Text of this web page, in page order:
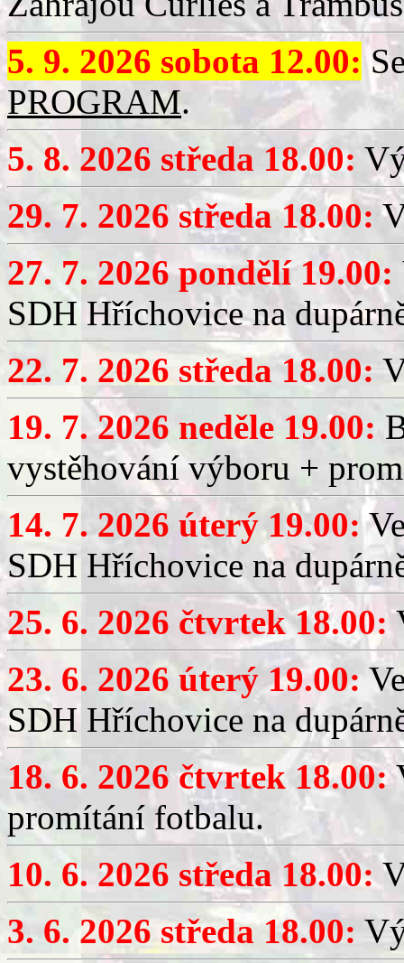
5. 9. 2026 sobota 12.00:
PROGRAM.
5. 8. 2026 středa 18.00:
29. 7. 2026 středa 18.00:
27. 7. 2026 pondělí 19.00:
SDH Hříchovice na
22. 7. 2026 středa 18.00:
19. 7. 2026 neděle 19.00:
vystěhování výboru +
14. 7. 2026 úterý 19.00:
SDH Hříchovice na
25. 6. 2026 čtvrtek 18.00:
23. 6. 2026 úterý 19.00:
SDH Hříchovice na
18. 6. 2026 čtvrtek 18.00:
promítání fotbalu.
10. 6. 2026 středa 18.00:
3. 6. 2026 středa 18.00: